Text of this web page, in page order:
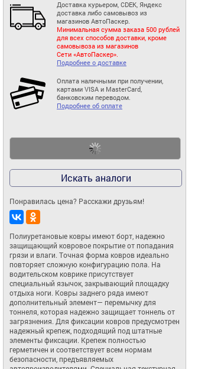
Доставка курьером, CDEK, Яндекс
доставка либо самовывоз из
магазинов АвтоПаскер.
Минимальная сумма заказа 500 рублей
для всех способов доставки, кроме
самовывоза из магазинов
Сети «АвтоПаскер».
Подробнее о доставке
Оплата наличными при получении,
картами VISA и MasterCard,
банковским переводом.
Подробнее об оплате
Искать аналоги
Понравилась цена? Расскажи друзьям!
Полиуретановые ковры имеют борт, надежно
защищающий ковровое покрытие от попадания
грязи и влаги. Точная форма ковров идеально
повторяет сложную конфигурацию пола. На
водительском коврике присутствует
специальный язычок, закрывающий площадку
отдыха ноги. Ковры заднего ряда имеют
дополнительный элемент— перемычку для
тоннеля, которая надежно защищает тоннель от
загрязнения. Для фиксации ковров предусмотрен
надежный крепеж, подходящий под штатные
элементы фиксации. Крепеж полностью
герметичен и соответствует всем нормам
безопасности, предъявляемых